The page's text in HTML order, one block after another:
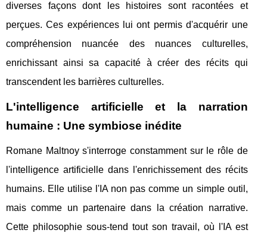
diverses façons dont les histoires sont racontées et
perçues. Ces expériences lui ont permis d'acquérir une
compréhension nuancée des nuances culturelles,
enrichissant ainsi sa capacité à créer des récits qui
transcendent les barrières culturelles.
L'intelligence artificielle et la narration
humaine : Une symbiose inédite
Romane Maltnoy s'interroge constamment sur le rôle de
l'intelligence artificielle dans l'enrichissement des récits
humains. Elle utilise l'IA non pas comme un simple outil,
mais comme un partenaire dans la création narrative.
Cette philosophie sous-tend tout son travail, où l'IA est